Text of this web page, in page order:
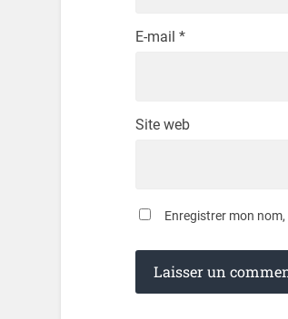
E-mail *
Site web
Enregistrer mon